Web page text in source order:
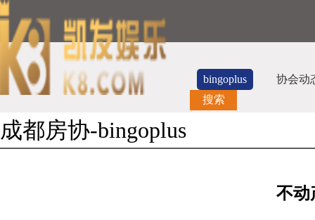
bingoplus
协会动
搜索
成都房协-bingoplus
不动